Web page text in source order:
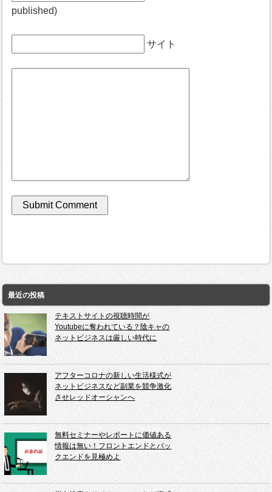
published)
サイト
最近の投稿
テキストサイトの視聴時間が
Youtubeに奪われている？陰キャの
ネットビジネスは厳しい時代に
アフターコロナの新しい生活様式が
ネットビジネスなど副業を競争激化
させレッドオーシャンへ
無料セミナーやレポートに価値ある
情報は無い！フロントエンドとバッ
クエンドを見極めよ